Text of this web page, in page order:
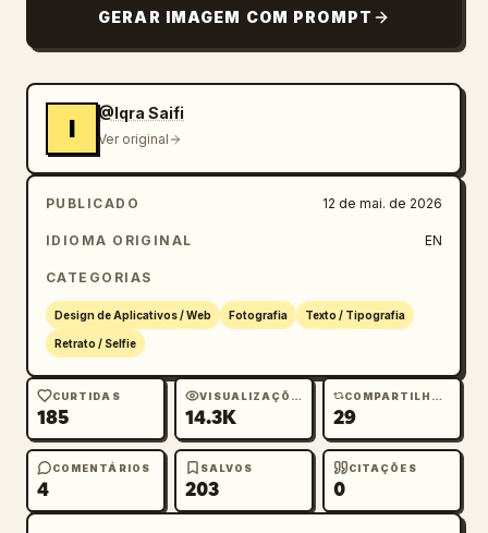
GERAR IMAGEM COM PROMPT
I
@Iqra Saifi
Ver original
PUBLICADO 12 de mai. de 2026
IDIOMA ORIGINAL EN
CATEGORIAS
Design de Aplicativos / Web Fotografia Texto / Tipografia
Retrato / Selfie
CURTIDAS
185
VISUALIZAÇÕES
14.3K
COMPARTILHAMENTOS
29
COMENTÁRIOS
4
SALVOS
203
CITAÇÕES
0